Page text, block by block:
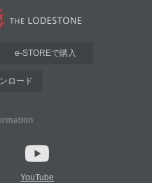
e-STOREで購入
ロード
YouTube